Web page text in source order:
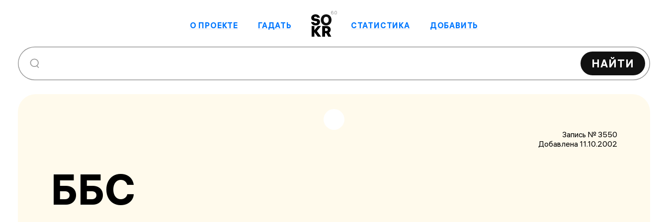
6.0
О ПРОЕКТЕ ГАДАТЬ СТАТИСТИКА ДОБАВИТЬ
НАЙТИ
Запись № 3550
Добавлена 11.10.2002
ББС